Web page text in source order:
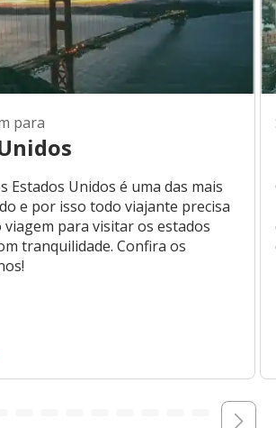
para
Estados Unidos é uma das mais
e por isso todo viajante precisa
para visitar os estados
tranquilidade. Confira os